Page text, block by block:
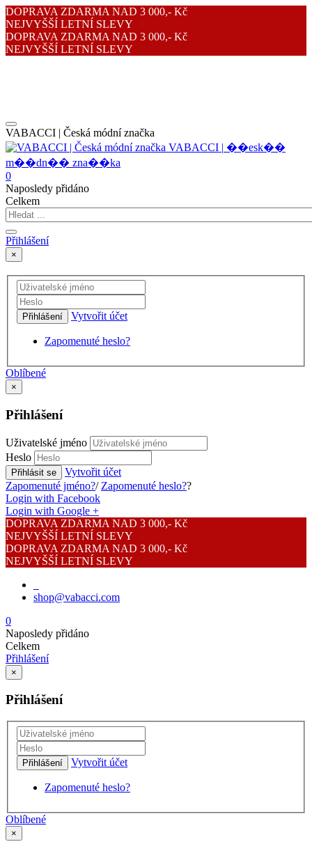
DOPRAVA ZDARMA NAD 3 000,- Kč
NEJVYŠŠÍ LETNÍ SLEVY
DOPRAVA ZDARMA NAD 3 000,- Kč
NEJVYŠŠÍ LETNÍ SLEVY
VABACCI | Česká módní značka
VABACCI | ��esk��
m��dn�� zna��ka
0
Naposledy přidáno
Celkem
Přihlášení
×
Přihlášení Vytvořit účet
Zapomenuté heslo?
Oblíbené
×
Přihlášení
Uživatelské jméno
Heslo
Přihlásit se
Vytvořit účet
Zapomenuté jméno?/ Zapomenuté heslo??
Login with Facebook
Login with Google +
DOPRAVA ZDARMA NAD 3 000,- Kč
NEJVYŠŠÍ LETNÍ SLEVY
DOPRAVA ZDARMA NAD 3 000,- Kč
NEJVYŠŠÍ LETNÍ SLEVY
shop@vabacci.com
0
Naposledy přidáno
Celkem
Přihlášení
×
Přihlášení
Přihlášení Vytvořit účet
Zapomenuté heslo?
Oblíbené
×